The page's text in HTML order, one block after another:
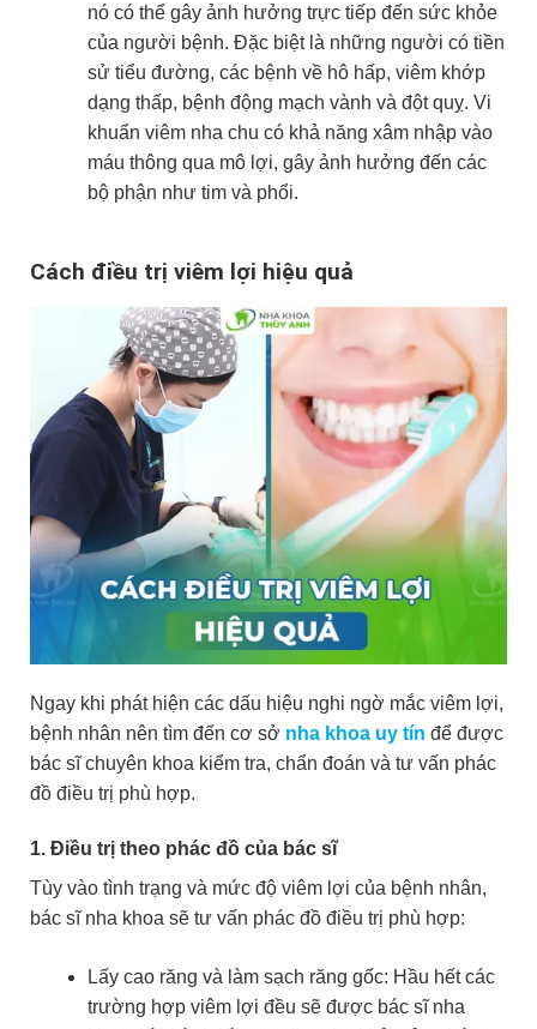
nó có thể gây ảnh hưởng trực tiếp đến sức khỏe
của người bệnh. Đặc biệt là những người có tiền
sử tiểu đường, các bệnh về hô hấp, viêm khớp
dạng thấp, bệnh động mạch vành và đột quỵ. Vi
khuẩn viêm nha chu có khả năng xâm nhập vào
máu thông qua mô lợi, gây ảnh hưởng đến các
bộ phận như tim và phổi.
Cách điều trị viêm lợi hiệu quả
Ngay khi phát hiện các dấu hiệu nghi ngờ mắc viêm lợi,
bệnh nhân nên tìm đến cơ sở nha khoa uy tín để được
bác sĩ chuyên khoa kiểm tra, chẩn đoán và tư vấn phác
đồ điều trị phù hợp.
1. Điều trị theo phác đồ của bác sĩ
Tùy vào tình trạng và mức độ viêm lợi của bệnh nhân,
bác sĩ nha khoa sẽ tư vấn phác đồ điều trị phù hợp:
Lấy cao răng và làm sạch răng gốc: Hầu hết các
trường hợp viêm lợi đều sẽ được bác sĩ nha